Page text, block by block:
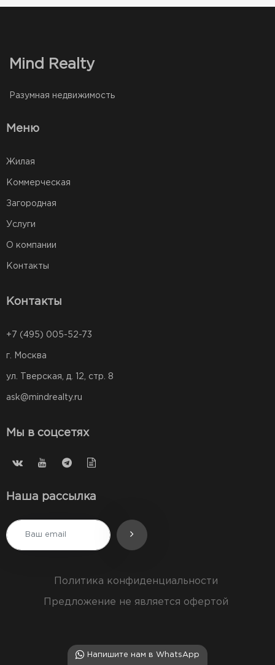
Mind Realty
Разумная недвижимость
Меню
Жилая
Коммерческая
Загородная
Услуги
О компании
Контакты
Контакты
+7 (495) 005-52-73
г. Москва
ул. Тверская, д. 12, стр. 8
ask@mindrealty.ru
Мы в соцсетях
Наша рассылка
Политика конфиденциальности
Предложение не является офертой
Напишите нам в WhatsApp